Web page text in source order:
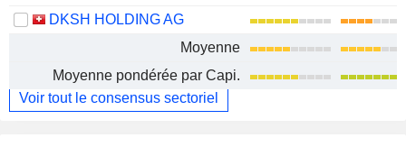
DKSH HOLDING AG
Moyenne
Moyenne pondérée par Capi.
Voir tout le consensus sectoriel